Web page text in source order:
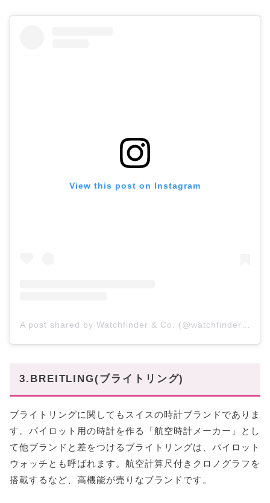
View this post on Instagram
3.BREITLING(ブライトリング)
ブライトリングに関してもスイスの時計ブランドでありま
す。パイロット用の時計を作る「航空時計メーカー」とし
て他ブランドと差をつけるブライトリングは、パイロット
ウォッチとも呼ばれます。航空計算尺付きクロノグラフを
搭載するなど、高機能が売りなブランドです。